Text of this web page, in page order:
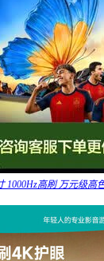
1000Hz高刷 万元级高